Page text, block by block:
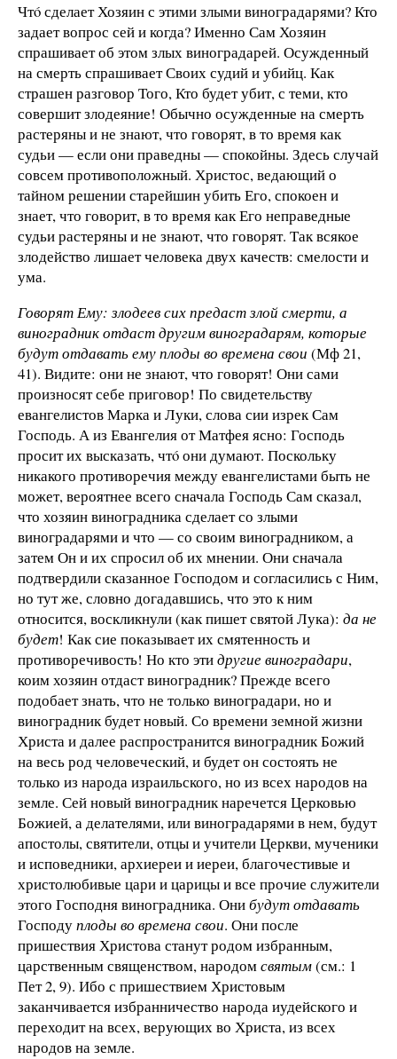
Чтó сделает Хозяин с этими злыми виноградарями? Кто
задает вопрос сей и когда? Именно Сам Хозяин
спрашивает об этом злых виноградарей. Осужденный
на смерть спрашивает Своих судий и убийц. Как
страшен разговор Того, Кто будет убит, с теми, кто
совершит злодеяние! Обычно осужденные на смерть
растеряны и не знают, что говорят, в то время как
судьи — если они праведны — спокойны. Здесь случай
совсем противоположный. Христос, ведающий о
тайном решении старейшин убить Его, спокоен и
знает, что говорит, в то время как Его неправедные
судьи растеряны и не знают, что говорят. Так всякое
злодейство лишает человека двух качеств: смелости и
ума.
Говорят Ему: злодеев сих предаст злой смерти, а
виноградник отдаст другим виноградарям, которые
будут отдавать ему плоды во времена свои (Мф 21,
41). Видите: они не знают, что говорят! Они сами
произносят себе приговор! По свидетельству
евангелистов Марка и Луки, слова сии изрек Сам
Господь. А из Евангелия от Матфея ясно: Господь
просит их высказать, чтó они думают. Поскольку
никакого противоречия между евангелистами быть не
может, вероятнее всего сначала Господь Сам сказал,
что хозяин виноградника сделает со злыми
виноградарями и что — со своим виноградником, а
затем Он и их спросил об их мнении. Они сначала
подтвердили сказанное Господом и согласились с Ним,
но тут же, словно догадавшись, что это к ним
относится, воскликнули (как пишет святой Лука): да не
будет! Как сие показывает их смятенность и
противоречивость! Но кто этидругие виноградари,
коим хозяин отдаст виноградник? Прежде всего
подобает знать, что не только виноградари, но и
виноградник будет новый. Со времени земной жизни
Хрис­та и далее распространится виноградник Божий
на весь род человеческий, и будет он состоять не
только из народа израильского, но из всех народов на
земле. Сей новый виноградник наречется Церковью
Божией, а делателями, или виноградарями в нем, будут
апостолы, святители, отцы и учители Церкви, мученики
и исповедники, архиереи и иереи, благочестивые и
христолюбивые цари и царицы и все прочие служители
этого Господня виноградника. Онибудут отдавать
Господуплоды во времена свои. Они после
пришествия Христова станут родом избранным,
царственным священством, народомсвятым(см.: 1
Пет 2, 9). Ибо с пришествием Христовым
заканчивается избранничество народа иудейского и
переходит на всех, верующих во Христа, из всех
народов на земле.